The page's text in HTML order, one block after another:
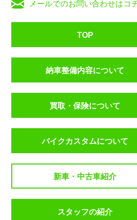
メールでのお問い合わせはコ
TOP
納車整備内容について
買取・保険について
バイクカスタムについて
新車・中古車紹介
スタッフの紹介